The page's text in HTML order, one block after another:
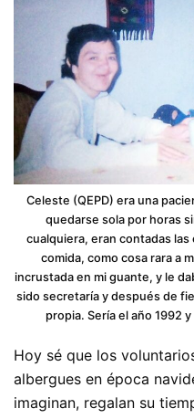
Celeste (QEPD) era una
quedarse sola por horas
cualquiera, eran contadas
comida, como cosa rara a
incrustada en mi guante, y le
sido secretaría y después de
propia. Sería el año 1992
Hoy sé que los
albergues en época
imaginan, regalan su